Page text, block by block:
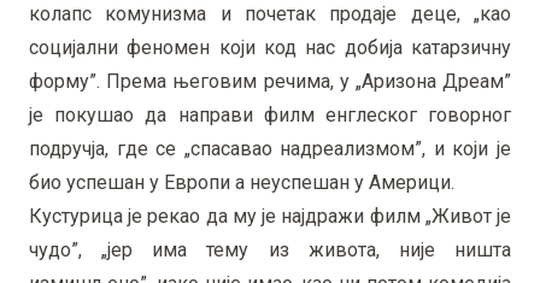
колапс комунизма и почетак продаје деце, „као
социјални феномен који код нас добија катарзичну
форму”. Према његовим речима, у „Аризона Дреам”
је покушао да направи филм енглеског говорног
подручја, где се „спасавао надреализмом”, и који је
био успешан у Европи а неуспешан у Америци.
Кустурица је рекао да му је најдражи филм „Живот је
чудо”, „јер има тему из живота, није ништа